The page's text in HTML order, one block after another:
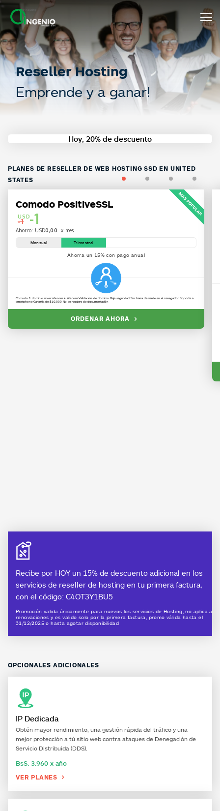
reseller hosting
Reseller Hosting
Emprende y a ganar!
Hoy, 20% de descuento
PLANES DE RESELLER DE WEB HOSTING SSD EN UNITED
STATES
Comodo PositiveSSL
-1
USD-1
Ahorro: USD0,00 x mes
Mensual Trimestral
Ahorra un 15% con pago anual
Comodo 1 dominio www.site.com + site.com Validación de dominio Baja seguridad Sin barra de verde en el navegador Soporte a
smartphone Garantía de $10.000 No se requiere de documentación
ORDENAR AHORA 
Recibe por HOY un 15% de descuento adicional en los
servicios de reseller de hosting en tu primera factura,
con el código: C4OT3Y1BU5
Promoción valida únicamente para nuevos los servicios de Hosting, no aplica a
renovaciones y es valido solo por la primera factura, promo válida hasta el
31/12/2025 o hasta agotar disponibilidad
OPCIONALES ADICIONALES
IP Dedicada
Obtén mayor rendimiento, una gestión rápida del tráfico y una
mejor protección a tú sitio web contra ataques de Denegación de
Servicio Distribuida (DDS).
BsS. 3.960 x año
VER PLANES 